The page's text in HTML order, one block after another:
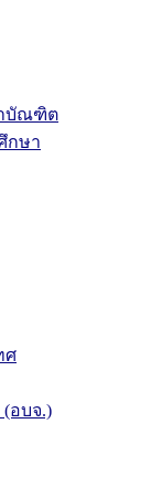
บัณฑิต
กษา
ศ
อบจ.)